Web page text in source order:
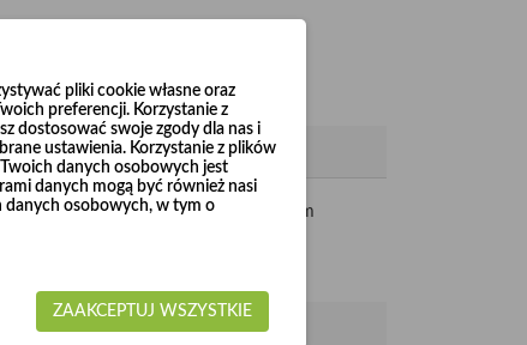
wykonane są zgrzewy oraz 5 mm
pliki cookie własne oraz
preferencji. Korzystanie z
dostosować swoje zgody dla nas i
ustawienia. Korzystanie z plików
danych osobowych jest
danych mogą być również nasi
danych osobowych, w tym o
ZAAKCEPTUJ WSZYSTKIE